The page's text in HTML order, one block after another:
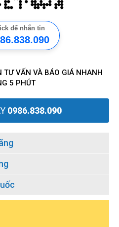
để nhắn tin
TƯ VẤN VÀ BÁO GIÁ NHANH
5 PHÚT
0986.838.090